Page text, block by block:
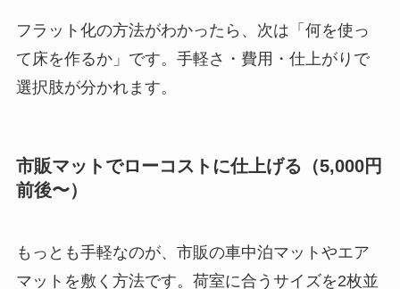
フラット化の方法がわかったら、次は「何を使っ
て床を作るか」です。手軽さ・費用・仕上がりで
選択肢が分かれます。
市販マットでローコストに仕上げる（5,000円
前後〜）
もっとも手軽なのが、市販の車中泊マットやエア
マットを敷く方法です。荷室に合うサイズを2枚並